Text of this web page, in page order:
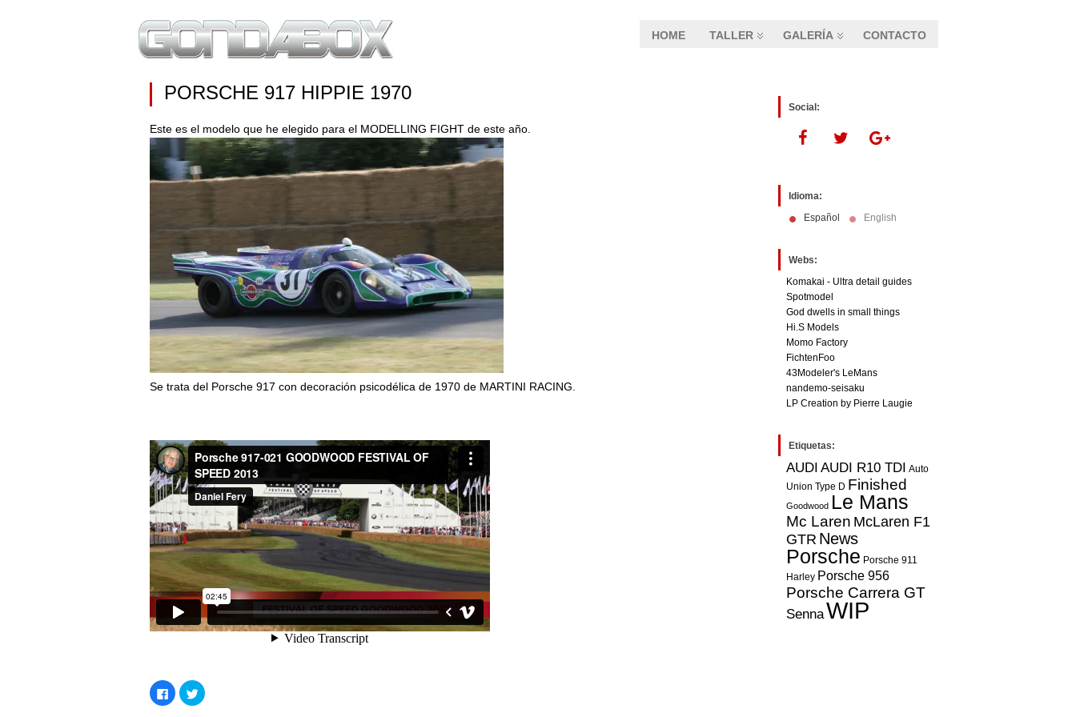
HOME TALLER GALERÍA CONTACTO
PORSCHE 917 HIPPIE 1970
Este es el modelo que he elegido para el MODELLING FIGHT de este año.
Se trata del Porsche 917 con decoración psicodélica de 1970 de MARTINI RACING.
Haz
clic
para
Haz
clic
Social:
Idioma:
Español
English
Webs:
Komakai - Ultra detail guides
Spotmodel
God dwells in small things
Hi.S Models
Momo Factory
FichtenFoo
43Modeler's LeMans
nandemo-seisaku
LP Creation by Pierre Laugie
Etiquetas:
AUDI AUDI R10 TDI Auto
Union Type D Finished
Goodwood Le Mans
Mc Laren McLaren F1
GTR News
Porsche Porsche 911
Harley Porsche 956
Porsche Carrera GT
SennaWIP